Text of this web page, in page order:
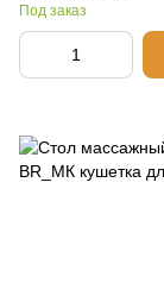
Под заказ